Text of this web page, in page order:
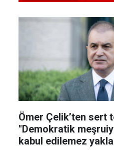
Ömer Çelik’ten sert
"Demokratik
kabul edilemez